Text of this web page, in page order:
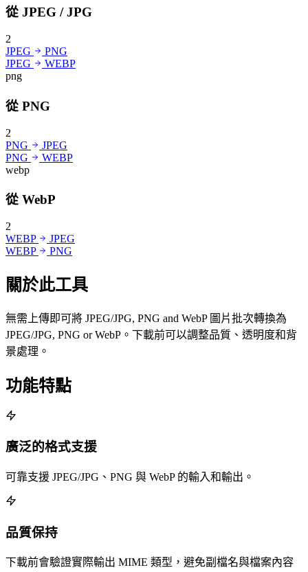
從 JPEG / JPG
2
JPEG
PNG
JPEG
WEBP
png
從 PNG
2
PNG
JPEG
PNG
WEBP
webp
從 WebP
2
WEBP
JPEG
WEBP
PNG
關於此工具
無需上傳即可將 JPEG/JPG, PNG and WebP 圖片批次轉換為
JPEG/JPG, PNG or WebP。下載前可以調整品質、透明度和背
景處理。
功能特點
廣泛的格式支援
可靠支援 JPEG/JPG、PNG 與 WebP 的輸入和輸出。
品質保持
下載前會驗證實際輸出 MIME 類型，避免副檔名與檔案內容